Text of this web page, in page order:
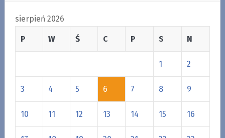
sierpień 2026
P W Ś C P S N
1 2
3 4 5 6 7 8 9
10 11 12 13 14 15 16